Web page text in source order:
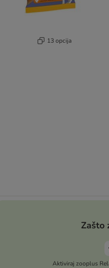
13 opcija
Zašto
Aktiviraj zooplus